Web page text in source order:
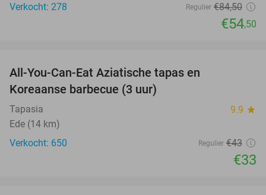
Verkocht: 278
Regulier €84,50
€54,50
All-You-Can-Eat Aziatische tapas en
Koreaanse barbecue (3 uur)
Tapasia 9.9 star
Ede (14 km)
Verkocht: 650
Regulier €43
€33